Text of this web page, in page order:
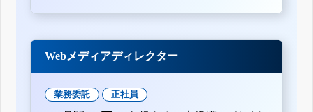
Webメディアディレクター
業務委託 正社員